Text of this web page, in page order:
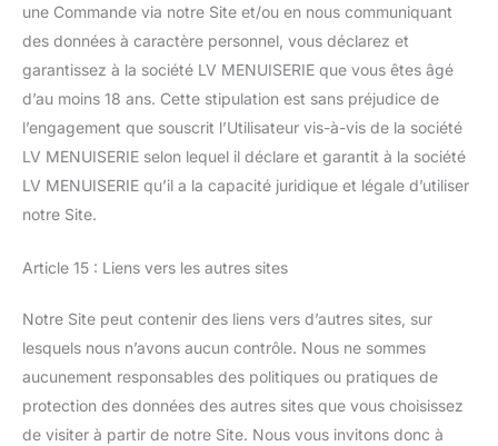
une Commande via notre Site et/ou en nous communiquant
des données à caractère personnel, vous déclarez et
garantissez à la société LV MENUISERIE que vous êtes âgé
d’au moins 18 ans. Cette stipulation est sans préjudice de
l’engagement que souscrit l’Utilisateur vis-à-vis de la société
LV MENUISERIE selon lequel il déclare et garantit à la société
LV MENUISERIE qu’il a la capacité juridique et légale d’utiliser
notre Site.
Article 15 : Liens vers les autres sites
Notre Site peut contenir des liens vers d’autres sites, sur
lesquels nous n’avons aucun contrôle. Nous ne sommes
aucunement responsables des politiques ou pratiques de
protection des données des autres sites que vous choisissez
de visiter à partir de notre Site. Nous vous invitons donc à